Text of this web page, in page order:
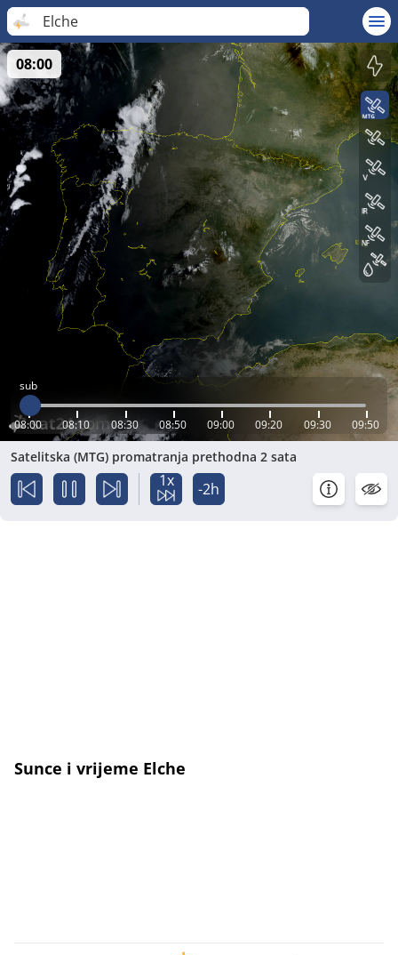
Elche
sub
08:00 08:10 08:30 08:50 09:00 09:20 09:30 09:50
08:00
Satelitska (MTG) promatranja prethodna 2 sata
1x -2h
Sunce i vrijeme Elche